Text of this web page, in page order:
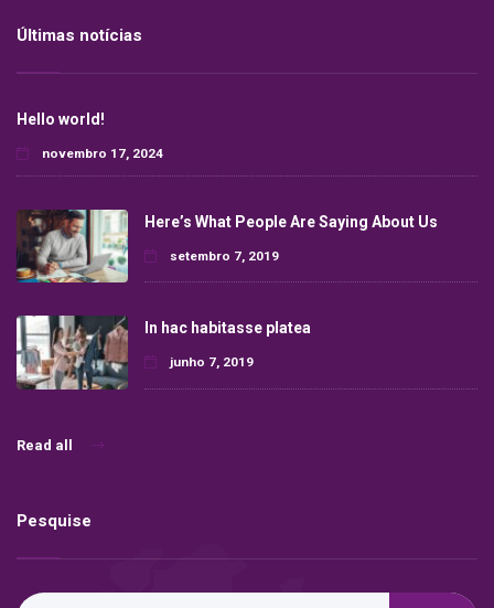
Últimas notícias
Hello world!
novembro 17, 2024
Here’s What People Are Saying About Us
setembro 7, 2019
In hac habitasse platea
junho 7, 2019
Read all
Pesquise